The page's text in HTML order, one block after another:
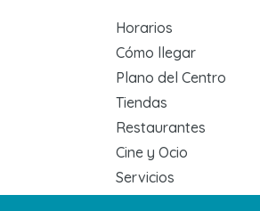
Horarios
Cómo llegar
Plano del Centro
Tiendas
Restaurantes
Cine y Ocio
Servicios